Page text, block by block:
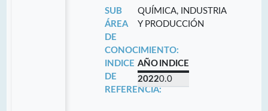
SUB
ÁREA
DE
CONOCIMIENTO:
QUÍMICA, INDUSTRIA
Y PRODUCCIÓN
INDICE
DE
REFERENCIA:
AÑO INDICE
20220.0